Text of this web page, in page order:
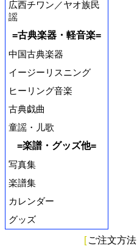
広西チワン／ヤオ族民
謡
=古典楽器・軽音楽=
中国古典楽器
イージーリスニング
ヒーリング音楽
古典戯曲
童謡・儿歌
=楽譜・グッズ他=
写真集
楽譜集
カレンダー
グッズ
[ ご注文方法